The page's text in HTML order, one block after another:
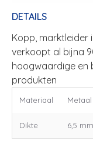
DETAILS
Kopp, marktleider
verkoopt al bijna
hoogwaardige en
produkten
Materiaal Metaal
Dikte 6,5 mm